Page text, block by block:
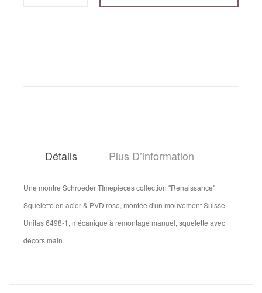
Détails
Une montre Schroeder TImepieces collection "Renaissance"
Squelette en acier & PVD rose, montée d'un mouvement Suisse
Unitas 6498-1, mécanique à remontage manuel, squelette avec
décors main.
Plus D’information